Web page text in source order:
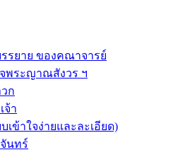
รยาย ของคณาจารย์
พระญาณสังวร ฯ
ก
จ้า
ข้าใจง่ายและละเอียด)
นทร์